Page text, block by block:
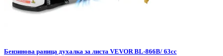
Бензинова раница духалка за листа VEVOR BL-866B/ 63cc